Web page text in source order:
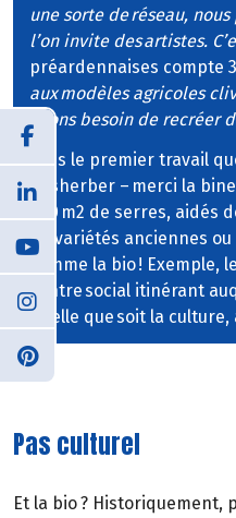
une sorte de réseau,
l’on invite des artistes.
préardennaises compte
aux modèles agricoles
avons besoin de recréer
Mais le premier travail
désherber – merci la
000 m2 de serres, aidés
les variétés anciennes
comme la bio !
centre social itinérant
Quelle que soit la
Pas culturel
Et la bio ?